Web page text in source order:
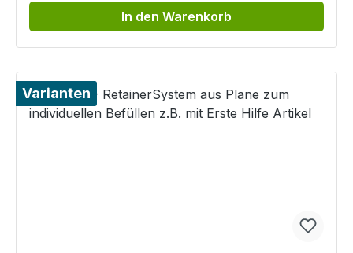
In den Warenkorb
Varianten